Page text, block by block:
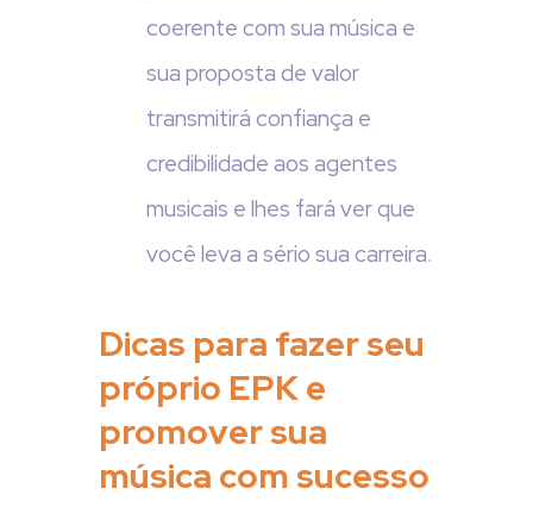
coerente com sua música e
sua proposta de valor
transmitirá confiança e
credibilidade aos agentes
musicais e lhes fará ver que
você leva a sério sua carreira.
Dicas para fazer seu
próprio EPK e
promover sua
música com sucesso